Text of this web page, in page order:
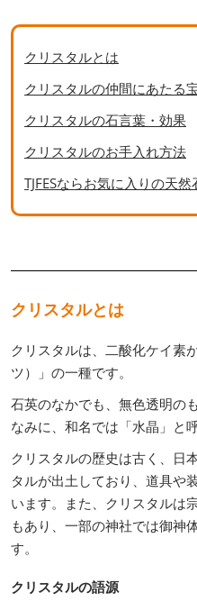
クリスタルとは
クリスタルの仲間にあたる
クリスタルの石言葉・効果
クリスタルのお手入れ方法
TJFESならお気に入りの天
クリスタルとは
クリスタルは、二酸化ケイ素
ツ）」の一種です。
石英のなかでも、無色透明の
なみに、和名では「水晶」と
クリスタルの歴史は古く、日
タルが出土しており、道具や
います。また、クリスタルは
もあり、一部の神社では御神
す。
クリスタルの語源